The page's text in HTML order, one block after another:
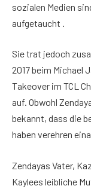
sozialen Medien
aufgetaucht .
Sie trat jedoch
2017 beim Michael
Takeover im TCL
auf. Obwohl
bekannt, dass die
haben verehren
Zendayas Vater,
Kaylees leibliche